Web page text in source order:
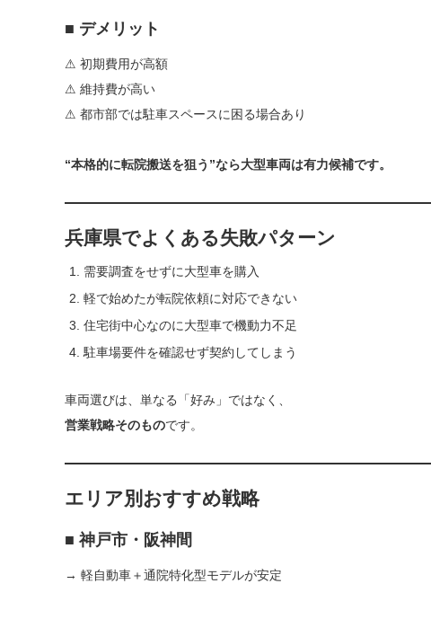
■ デメリット
⚠ 初期費用が高額
⚠ 維持費が高い
⚠ 都市部では駐車スペースに困る場合あり
“本格的に転院搬送を狙う”なら大型車両は有力候補です。
兵庫県でよくある失敗パターン
需要調査をせずに大型車を購入
軽で始めたが転院依頼に対応できない
住宅街中心なのに大型車で機動力不足
駐車場要件を確認せず契約してしまう
車両選びは、単なる「好み」ではなく、
営業戦略そのものです。
エリア別おすすめ戦略
■ 神戸市・阪神間
→ 軽自動車＋通院特化型モデルが安定